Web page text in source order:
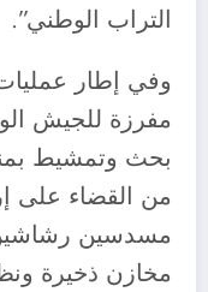
التراب الوطني”.
وفي إطار
مفرزة للجيش
بحث وتمشيط
من القضاء على
مسدسين
مخازن ذخيرة